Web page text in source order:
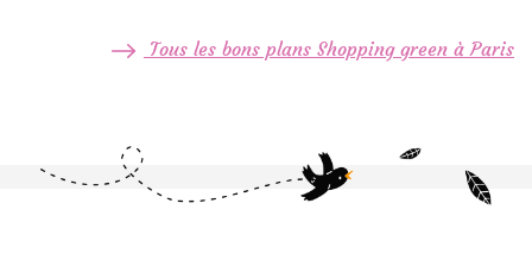
Tous les bons plans Shopping green à Paris